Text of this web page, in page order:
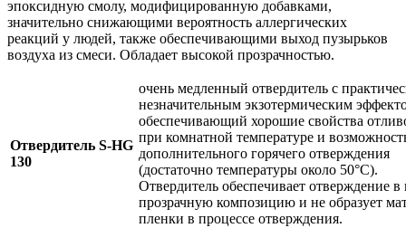
эпоксидную смолу, модифицированную добавками,
значительно снижающими вероятность аллергических
реакций у людей, также обеспечивающими выход пузырьков
воздуха из смеси. Обладает высокой прозрачностью.
Отвердитель S-HG
130
очень медленный отвердитель с
незначительным экзотермическим
обеспечивающий хорошие свойства
при комнатной температуре и
дополнительного горячего отверждения
(достаточно температуры около 50°C).
Отвердитель обеспечивает отверждение в
прозрачную композицию и не образует
пленки в процессе отверждения.